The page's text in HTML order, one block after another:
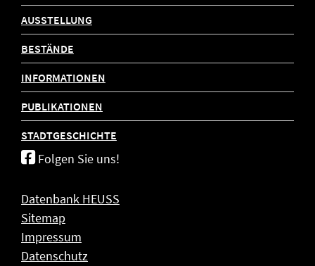
AUSSTELLUNG
BESTÄNDE
INFORMATIONEN
PUBLIKATIONEN
STADTGESCHICHTE
Folgen Sie uns!
Datenbank HEUSS
Sitemap
Impressum
Datenschutz